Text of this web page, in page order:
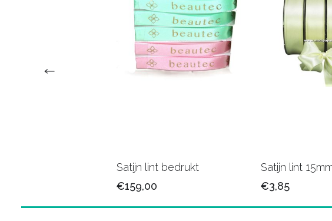
Satijn lint bedrukt
€159,00
Satijn lint
€3,85